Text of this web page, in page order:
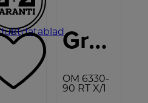
C Gram Opvaskemaskine OM 6330-90 RT X1
OM 6330-
90 RT X/1